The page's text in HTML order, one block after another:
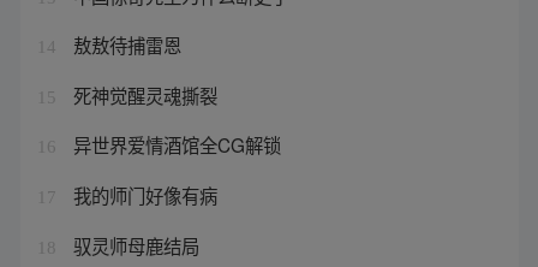
14 敖敖待捕雷恩
15 死神觉醒灵魂撕裂
16 异世界爱情酒馆全CG解锁
17 我的师门好像有病
18 驭灵师母鹿结局